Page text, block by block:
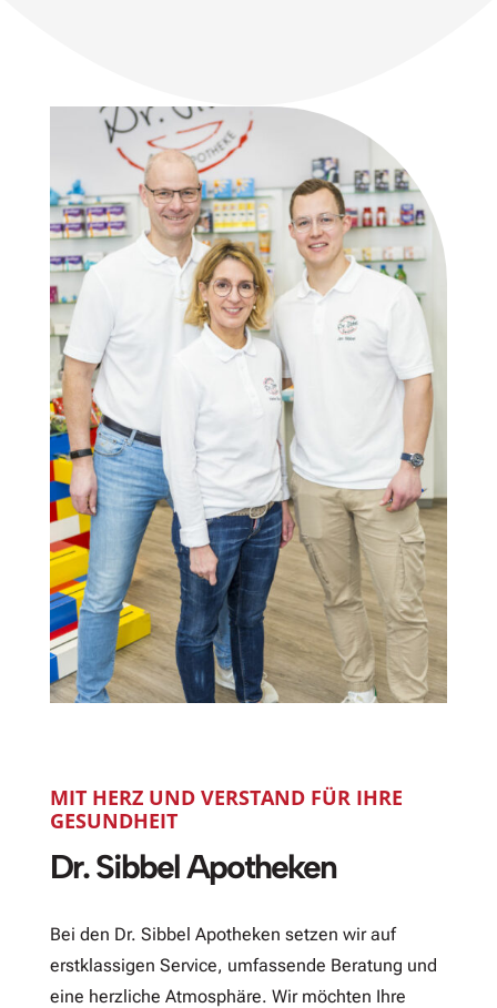
MIT HERZ UND VERSTAND FÜR IHRE
GESUNDHEIT
Dr. Sibbel Apotheken
Bei den Dr. Sibbel Apotheken setzen wir auf
erstklassigen Service, umfassende Beratung und
eine herzliche Atmosphäre. Wir möchten Ihre